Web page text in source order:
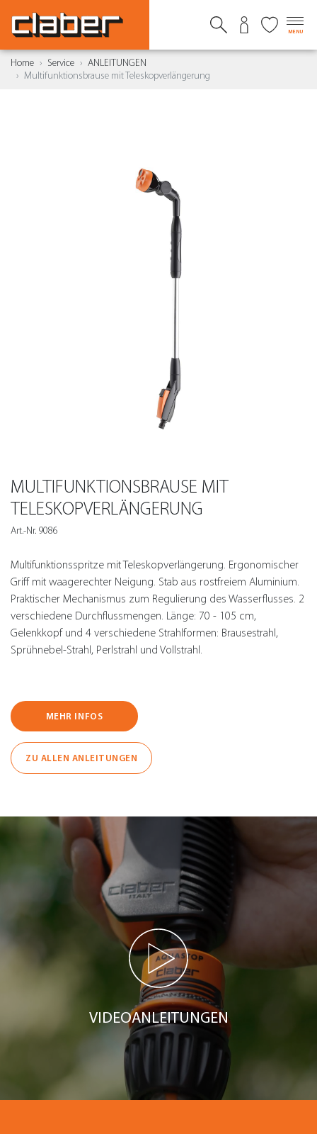
MENU
Home Service
ANLEITUNGEN
Multifunktionsbrause mit Teleskopverlängerung
MULTIFUNKTIONSBRAUSE MIT
TELESKOPVERLÄNGERUNG
Art.-Nr. 9086
Multifunktionsspritze mit Teleskopverlängerung. Ergonomischer
Griff mit waagerechter Neigung. Stab aus rostfreiem Aluminium.
Praktischer Mechanismus zum Regulierung des Wasserflusses. 2
verschiedene Durchflussmengen. Länge: 70 - 105 cm,
Gelenkkopf und 4 verschiedene Strahlformen: Brausestrahl,
Sprühnebel-Strahl, Perlstrahl und Vollstrahl.
MEHR INFOS
ZU ALLEN ANLEITUNGEN
VIDEOANLEITUNGEN